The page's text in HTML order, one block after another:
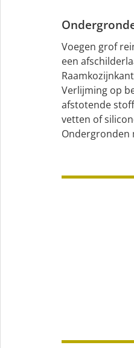
Voegen grof
een
Verlijming op
afstotende
vetten of
Ondergronden